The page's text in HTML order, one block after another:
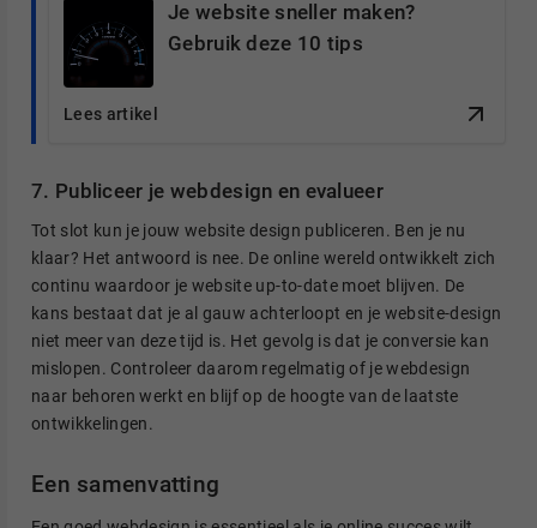
Je website sneller maken?
Gebruik deze 10 tips
Lees artikel
7. Publiceer je webdesign en evalueer
Tot slot kun je jouw website design publiceren. Ben je nu
klaar? Het antwoord is nee. De online wereld ontwikkelt zich
continu waardoor je website up-to-date moet blijven. De
kans bestaat dat je al gauw achterloopt en je website-design
niet meer van deze tijd is. Het gevolg is dat je conversie kan
mislopen. Controleer daarom regelmatig of je webdesign
naar behoren werkt en blijf op de hoogte van de laatste
ontwikkelingen.
Een samenvatting